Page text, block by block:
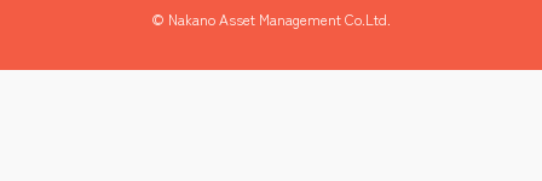
© Nakano Asset Management Co.Ltd.